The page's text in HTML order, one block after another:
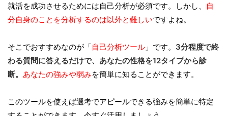
就活を成功させるためには自己分析が必須です。しかし、
自
分自身のことを分析するのは以外と難しいですよね。
そこでおすすめなのが「自己分析ツール 」です。 3分程度で終
わる質問に答えるだけで、あなたの性格を12タイプから診
断。 あなたの強みや弱みを簡単に知ることができます。
このツールを使えば選考でアピールできる強みを簡単に特定